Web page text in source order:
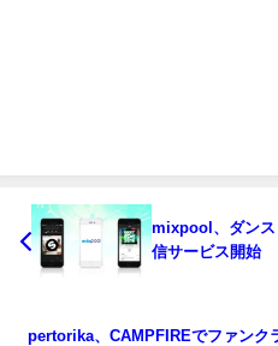
mixpool、ダンス
信サービス開始
pertorika、CAMPFIREでファンク